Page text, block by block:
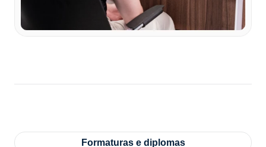
Formaturas e diplomas